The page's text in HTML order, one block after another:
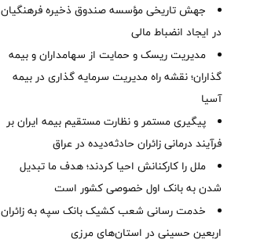
جهش تاریخی مؤسسه صندوق ذخیره فرهنگیان
در ایجاد انضباط مالی
مدیریت ریسک و حمایت از سهامداران و بیمه
گذاران؛ نقشه راه مدیریت سرمایه گذاری در بیمه
آسیا
پیگیری مستمر و نظارت مستقیم بیمه ایران بر
فرآیند درمانی زائران حادثه‌دیده در عراق
ملل را کارکنانش احیا کردند؛ هدف ما تبدیل
شدن به بانک اول خصوصی کشور است
خدمت رسانی شعب کشیک بانک سپه به زائران
اربعین حسینی در استان‌‌های مرزی